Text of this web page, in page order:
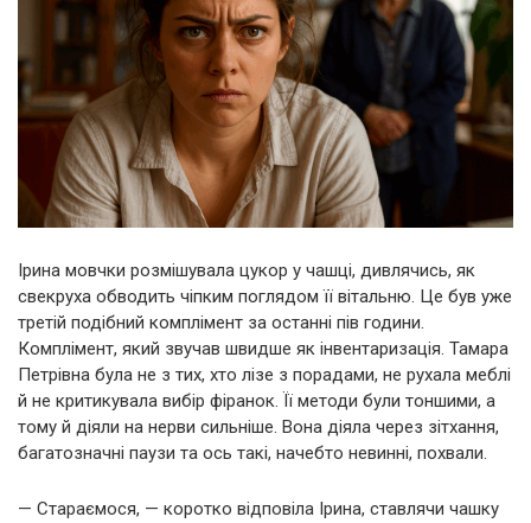
Ірина мовчки розмішувала цукор у чашці, дивлячись, як
свекруха обводить чіпким поглядом її вітальню. Це був уже
третій подібний комплімент за останні пів години.
Комплімент, який звучав швидше як інвентаризація. Тамара
Петрівна була не з тих, хто лізе з порадами, не рухала меблі
й не критикувала вибір фіранок. Її методи були тоншими, а
тому й діяли на нерви сильніше. Вона діяла через зітхання,
багатозначні паузи та ось такі, начебто невинні, похвали.
— Стараємося, — коротко відповіла Ірина, ставлячи чашку